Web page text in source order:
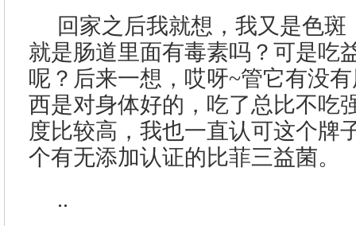
回家之后我就想，我又是色
就是肠道里面有毒素吗？可是吃
呢？后来一想，哎呀~管它有没
西是对身体好的，吃了总比不吃
度比较高，我也一直认可这个牌
个有无添加认证的比菲三益菌。
..